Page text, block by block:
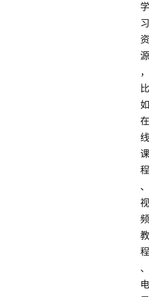
学
习
资
源
，
比
如
在
线
课
程
、
视
频
教
程
、
电